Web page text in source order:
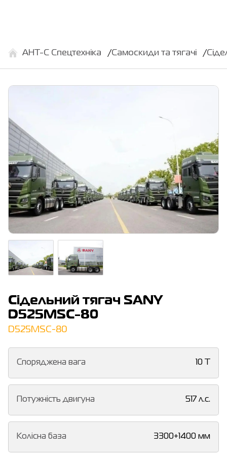
АНТ-С Спецтехніка Самоскиди та тягачі
Сідельний тягач SANY
D525MSC-80
D525MSC-80
Споряджена вага 10 T
Потужність двигуна 517 л.с.
Колісна база 3300+1400 мм